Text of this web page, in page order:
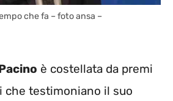
che fa – foto ansa –
è costellata da premi
che testimoniano il suo